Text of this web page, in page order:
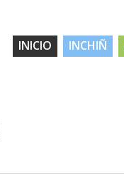
INICIO INCHIÑ